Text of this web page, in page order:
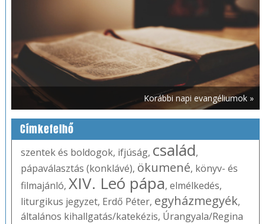
Korábbi napi evangéliumok »
Címkefelhő
szentek és boldogok, ifjúság, család,
pápaválasztás (konklávé), ökumené, könyv- és
filmajánló, XIV. Leó pápa, elmélkedés,
liturgikus jegyzet, Erdő Péter, egyházmegyék,
általános kihallgatás/katekézis, Úrangyala/Regina